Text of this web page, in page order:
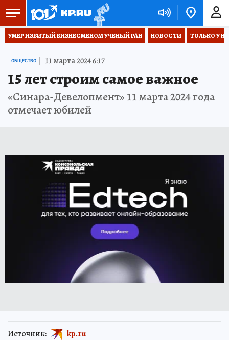
УМЕР ИЗБИТЫЙ БИЗНЕСМЕНОМ УЧЕНЫЙ РАН НОВОСТИ ТОЛЬКО У
ОБЩЕСТВО 11 марта 2024 6:17
15 лет строим самое важное
«Синара­-Девелопмент» 11 марта 2024 года
отмечает юбилей
Источник: kp.ru